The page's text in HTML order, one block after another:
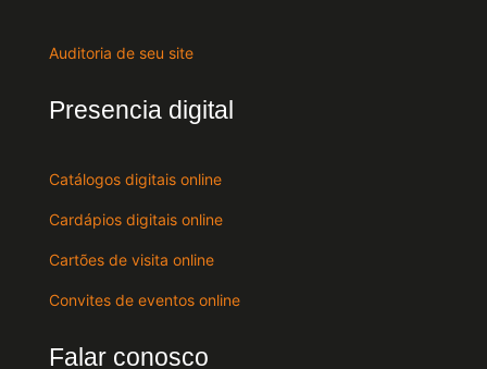
Auditoria de seu site
Presencia digital
Catálogos digitais online
Cardápios digitais online
Cartões de visita online
Convites de eventos online
Falar conosco